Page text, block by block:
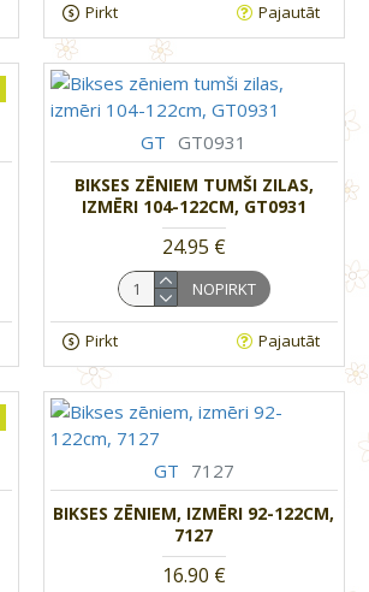
Pirkt Pajautāt
GT GT0931
BIKSES ZĒNIEM TUMŠI ZILAS,
IZMĒRI 104-122CM, GT0931
24.95 €
NOPIRKT
Pirkt Pajautāt
GT 7127
BIKSES ZĒNIEM, IZMĒRI 92-122CM,
7127
16.90 €